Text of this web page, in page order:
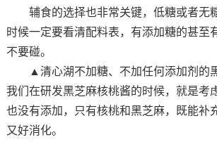
辅食的选择也非常关键，低糖或者无
时候一定要看清配料表，有添加糖的甚至
不要碰。
▲清心湖不加糖、不加任何添加剂的
我们在研发黑芝麻核桃酱的时候，就是考
也没有添加，只有核桃和黑芝麻，既能补
又好消化。